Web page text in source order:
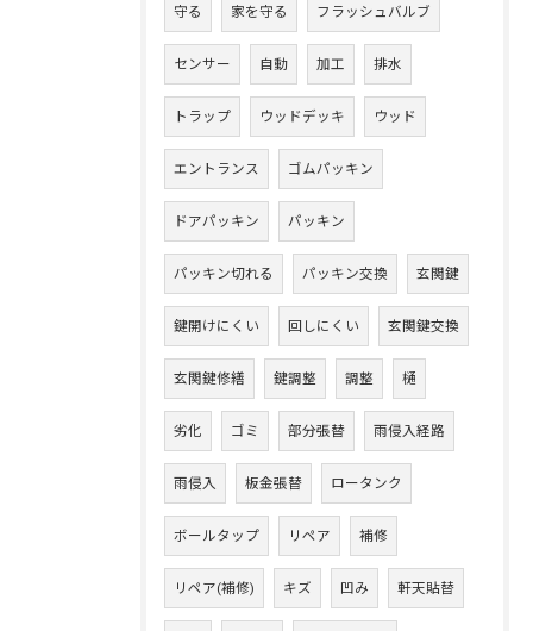
守る 家を守る フラッシュバルブ
センサー 自動 加工 排水
トラップ ウッドデッキ ウッド
エントランス ゴムパッキン
ドアパッキン パッキン
パッキン切れる パッキン交換 玄関鍵
鍵開けにくい 回しにくい 玄関鍵交換
玄関鍵修繕 鍵調整 調整 樋
劣化 ゴミ 部分張替 雨侵入経路
雨侵入 板金張替 ロータンク
ボールタップ リペア 補修
リペア(補修) キズ 凹み 軒天貼替